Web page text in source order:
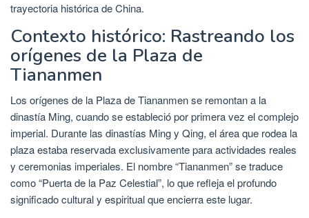
trayectoria histórica de China.
Contexto histórico: Rastreando los
orígenes de la Plaza de
Tiananmen
Los orígenes de la Plaza de Tiananmen se remontan a la
dinastía Ming, cuando se estableció por primera vez el complejo
imperial. Durante las dinastías Ming y Qing, el área que rodea la
plaza estaba reservada exclusivamente para actividades reales
y ceremonias imperiales. El nombre “Tiananmen” se traduce
como “Puerta de la Paz Celestial”, lo que refleja el profundo
significado cultural y espiritual que encierra este lugar.